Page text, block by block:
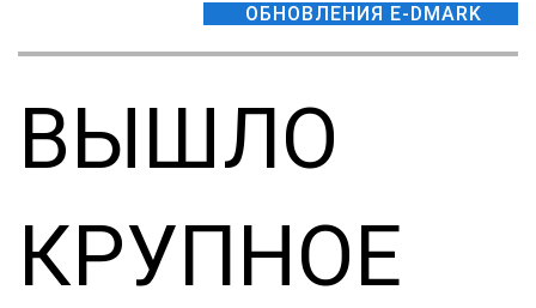
ОБНОВЛЕНИЯ E-DMARK
ВЫШЛО
КРУПНОЕ